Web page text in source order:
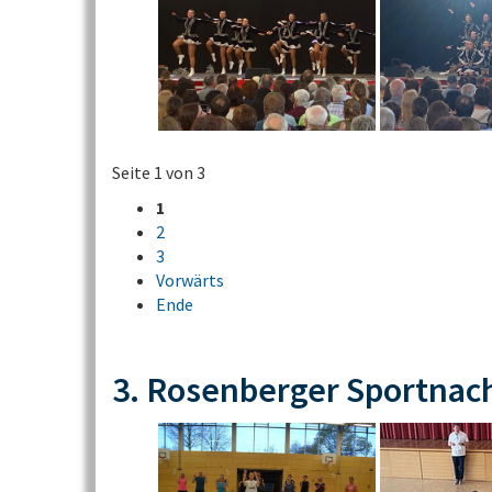
Seite 1 von 3
1
2
3
Vorwärts
Ende
3. Rosenberger